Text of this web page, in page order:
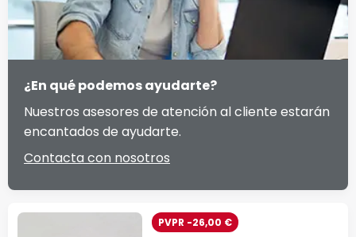
¿En qué podemos ayudarte?
Nuestros asesores de atención al cliente estarán
encantados de ayudarte.
Contacta con nosotros
PVPR -26,00 €